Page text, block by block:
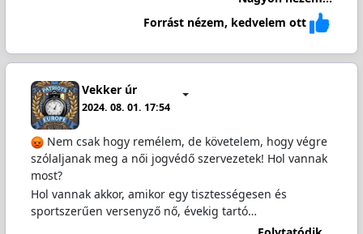
Forrást nézem, kedvelem ott
Vekker úr
2024. 08. 01. 17:54
Nem csak hogy remélem, de követelem, hogy végre
szólaljanak meg a női jogvédő szervezetek! Hol vannak
most?
Hol vannak akkor, amikor egy tisztességesen és
sportszerűen versenyző nő, évekig tartó…